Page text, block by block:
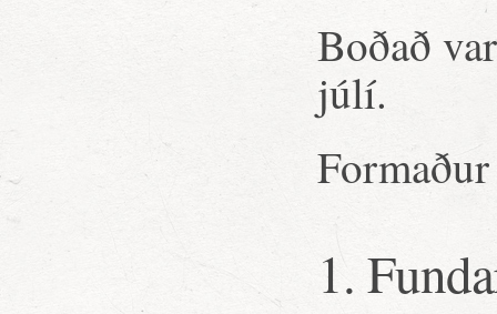
Boðað
júlí.
1.